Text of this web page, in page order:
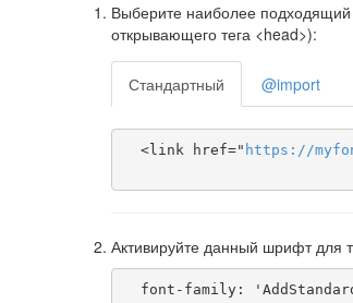
Выберите наиболее подходящий
открывающего тега <head>):
Стандартный @import
  <link href="
https ://
Активируйте данный шрифт для